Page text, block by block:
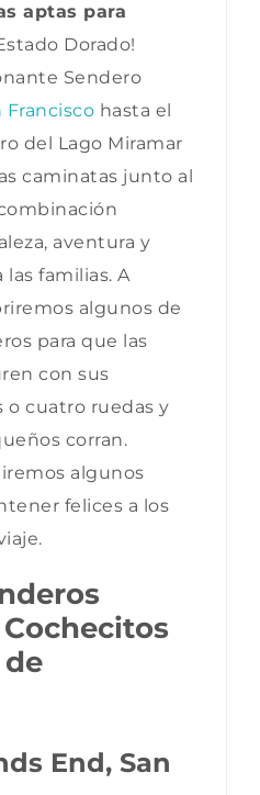
aptas para
Dorado!
Sendero
Francisco hasta el
del Lago Miramar
caminatas junto al
aventura y
familias. A
algunos de
para que las
con sus
o cuatro ruedas y
corran.
algunos
felices a los
End, San